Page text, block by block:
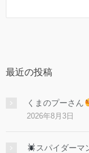
最近の投稿
くまのプーさん
2026年8月3日
スパイダーマ